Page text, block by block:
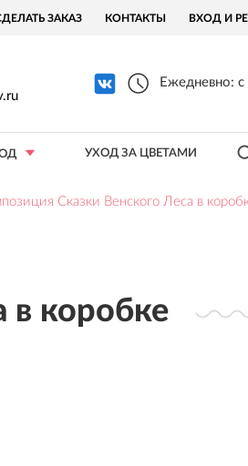
ЗАКАЗ КОНТАКТЫ ВХОД И
Ежедневно:
УХОД ЗА ЦВЕТАМИ
Сказки Венского Леса в
в коробке